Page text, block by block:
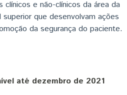
clínicos e não-clínicos da área da
que desenvolvam ações
da segurança do paciente.
até dezembro de 2021